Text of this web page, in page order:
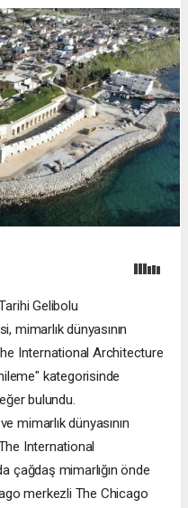
Gelibolu
mimarlık dünyasının
International Architecture
kategorisinde
bulundu.
mimarlık dünyasının
International
çağdaş mimarlığın önde
merkezli The Chicago